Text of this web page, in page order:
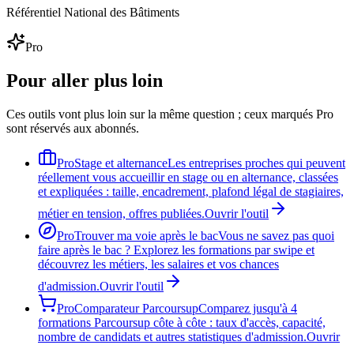
Référentiel National des Bâtiments
Pro
Pour aller plus loin
Ces outils vont plus loin sur la même question ; ceux marqués Pro
sont réservés aux abonnés.
ProStage et alternanceLes entreprises proches qui peuvent
réellement vous accueillir en stage ou en alternance, classées
et expliquées : taille, encadrement, plafond légal de stagiaires,
métier en tension, offres publiées.Ouvrir l'outil
ProTrouver ma voie après le bacVous ne savez pas quoi
faire après le bac ? Explorez les formations par swipe et
découvrez les métiers, les salaires et vos chances
d'admission.Ouvrir l'outil
ProComparateur ParcoursupComparez jusqu'à 4
formations Parcoursup côte à côte : taux d'accès, capacité,
nombre de candidats et autres statistiques d'admission.Ouvrir